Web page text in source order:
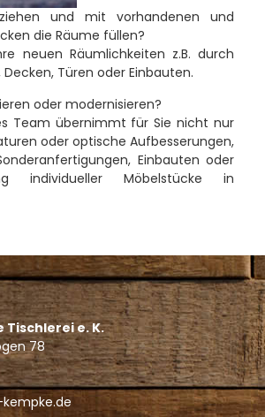
und mit vorhandenen und
die Räume füllen?
neuen Räumlichkeiten z.B. durch
Türen oder Einbauten.
oder modernisieren?
Team übernimmt für Sie nicht nur
oder optische Aufbesserungen,
Einbauten oder
individueller Möbelstücke in
Tischlerei e. K.
78